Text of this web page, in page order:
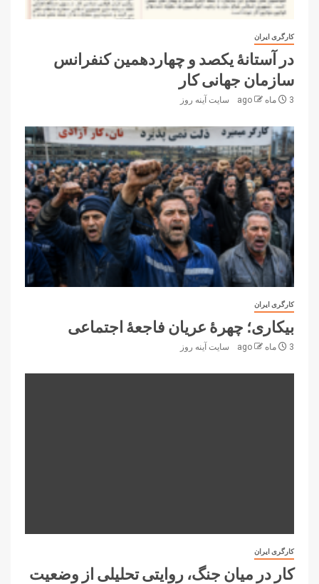
کارگری ایران
در آستانۀ یکصد و چهاردهمین کنفرانس
سازمان جهانی کار
3 ماه ago سایت آینه‌ روز
کارگری ایران
بیکاری؛ چهرهٔ عریان فاجعهٔ اجتماعی
3 ماه ago سایت آینه‌ روز
کارگری ایران
کار در میان جنگ، روایتی تحلیلی از وضعیت